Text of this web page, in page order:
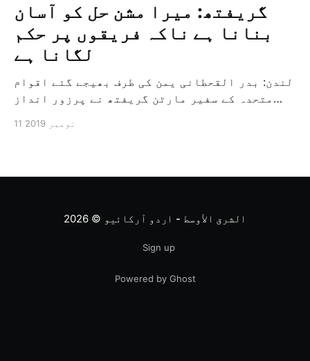
گریفتھ: میرا مشن حل کو آسان
بنانا ہے ناکہ فریقوں پر حکم
لگانا ہے
لندن: بدر القحطانی یمن کی طرف بھیجے گئے اقوام
متحدہ کے سفیر مارٹن گریفتھ نے پرزور انداز
ثالثی اور اس کشمکش کی حدبندی کرنے کے لئے ایک
11 نومبر 2019
الشرق الأوسط - اردو آرکائیو © 2026
Sign up
Powered by Ghost